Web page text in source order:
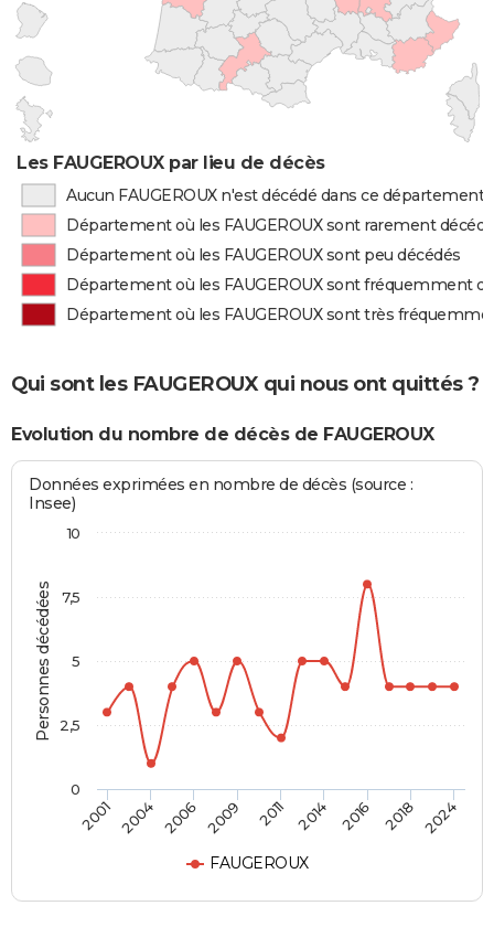
Les FAUGEROUX par lieu de décès
Aucun FAUGEROUX n'est décédé dans ce département
Département où les FAUGEROUX sont rarement
Département où les FAUGEROUX sont peu décédés
Département où les FAUGEROUX sont fréquemment
Département où les FAUGEROUX sont très
Qui sont les FAUGEROUX qui nous ont quittés ?
Evolution du nombre de décès de FAUGEROUX
Personnes décédées
Données exprimées en nombre de décès (source :
Insee)
FAUGEROUX
2001 2004 2006 2009 2011 2014 2016 2018 2024
0
10
2,5
5
7,5